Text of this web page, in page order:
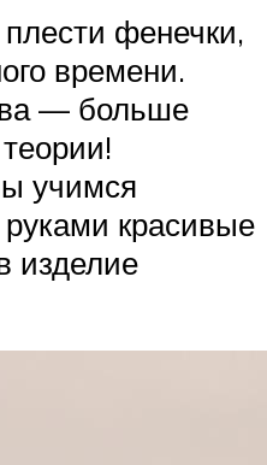
фенечки,
времени.
— больше
учимся
красивые
изделие